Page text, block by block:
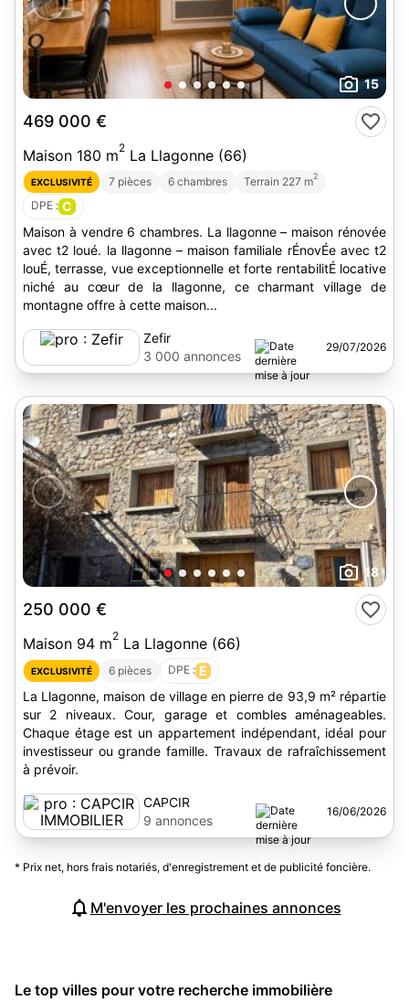
15
469 000 €
Maison 180 m2 La Llagonne (66)
EXCLUSIVITÉ 7 pièces 6 chambres Terrain 227 m2
DPE : C
Maison à vendre 6 chambres. La llagonne – maison rénovée
avec t2 loué. la llagonne – maison familiale rÉnovÉe avec t2
louÉ, terrasse, vue exceptionnelle et forte rentabilitÉ locative
niché au cœur de la llagonne, ce charmant village de
montagne offre à cette maison...
Zefir
3 000 annonces
29/07/2026
18
250 000 €
Maison 94 m2 La Llagonne (66)
EXCLUSIVITÉ 6 pièces DPE : E
La Llagonne, maison de village en pierre de 93,9 m² répartie
sur 2 niveaux. Cour, garage et combles aménageables.
Chaque étage est un appartement indépendant, idéal pour
investisseur ou grande famille. Travaux de rafraîchissement
à prévoir.
CAPCIR
IMMOBILIER
9 annonces
16/06/2026
* Prix net, hors frais notariés, d'enregistrement et de publicité foncière.
M'envoyer les prochaines annonces
Le top villes pour votre recherche immobilière